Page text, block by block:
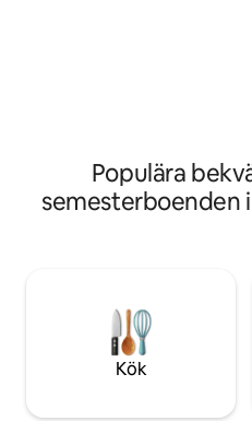
Populära
semesterboenden
Kök